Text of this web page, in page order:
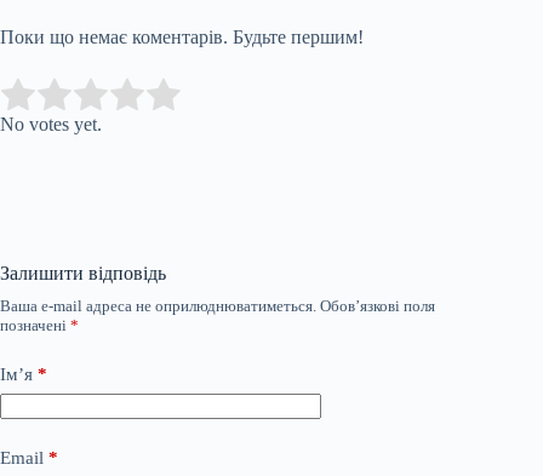
Поки що немає коментарів. Будьте першим!
Rate this item:
No votes yet.
Залишити відповідь
Ваша e-mail адреса не оприлюднюватиметься. Обов’язкові поля
позначені *
Ім’я *
Email *